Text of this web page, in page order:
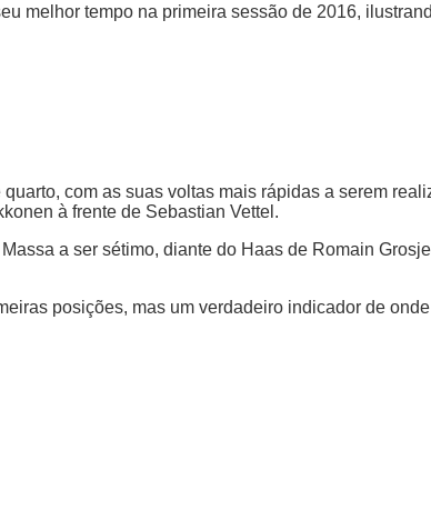
melhor tempo na primeira sessão de 2016,
com as suas voltas mais rápidas a serem
à frente de Sebastian Vettel.
a ser sétimo, diante do Haas de Romain
posições, mas um verdadeiro indicador de